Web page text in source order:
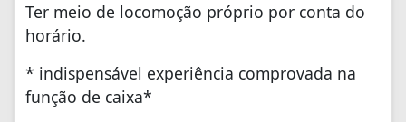
Ter meio de locomoção próprio por conta do
horário.
* indispensável experiência comprovada na
função de caixa*